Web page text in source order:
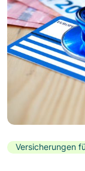
Versicherungen